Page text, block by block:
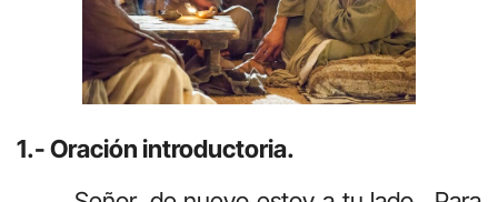
1.- Oración introductoria.